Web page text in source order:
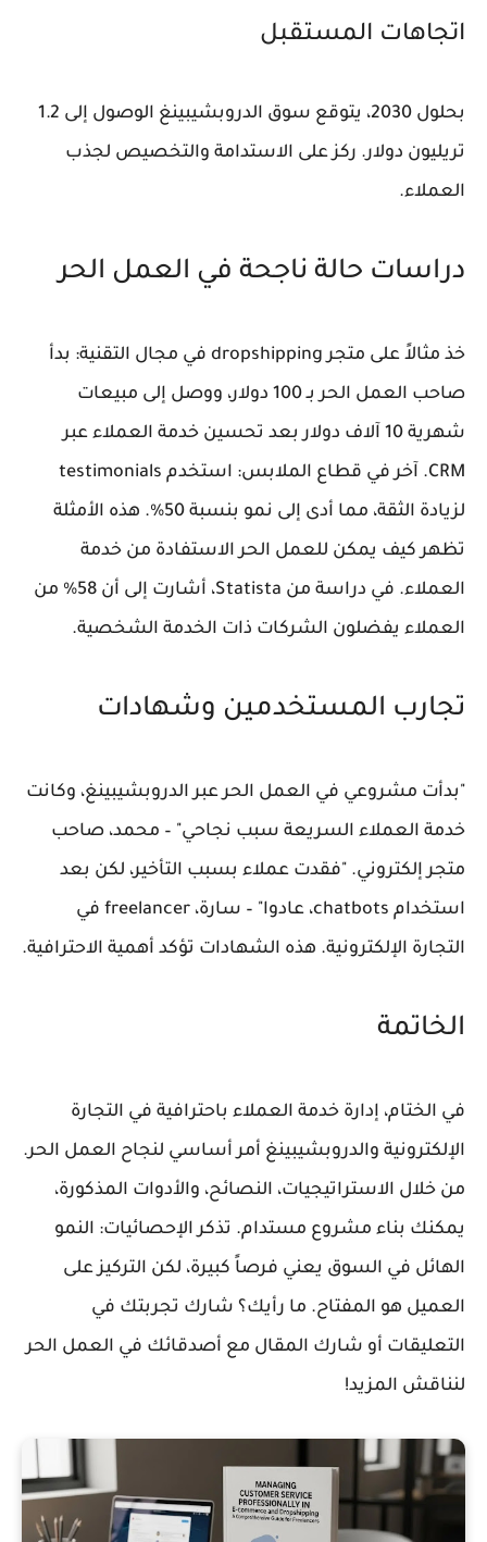
اتجاهات المستقبل
بحلول 2030، يتوقع سوق الدروبشيبينغ الوصول إلى 1.2
تريليون دولار. ركز على الاستدامة والتخصيص لجذب
العملاء.
دراسات حالة ناجحة في العمل الحر
خذ مثالاً على متجر dropshipping في مجال التقنية: بدأ
صاحب العمل الحر بـ 100 دولار، ووصل إلى مبيعات
شهرية 10 آلاف دولار بعد تحسين خدمة العملاء عبر
CRM. آخر في قطاع الملابس: استخدم testimonials
لزيادة الثقة، مما أدى إلى نمو بنسبة 50%. هذه الأمثلة
تظهر كيف يمكن للعمل الحر الاستفادة من خدمة
العملاء. في دراسة من Statista، أشارت إلى أن 58% من
العملاء يفضلون الشركات ذات الخدمة الشخصية.
تجارب المستخدمين وشهادات
"بدأت مشروعي في العمل الحر عبر الدروبشيبينغ، وكانت
خدمة العملاء السريعة سبب نجاحي" – محمد، صاحب
متجر إلكتروني. "فقدت عملاء بسبب التأخير، لكن بعد
استخدام chatbots، عادوا" – سارة، freelancer في
التجارة الإلكترونية. هذه الشهادات تؤكد أهمية الاحترافية.
الخاتمة
في الختام، إدارة خدمة العملاء باحترافية في التجارة
الإلكترونية والدروبشيبينغ أمر أساسي لنجاح العمل الحر.
من خلال الاستراتيجيات، النصائح، والأدوات المذكورة،
يمكنك بناء مشروع مستدام. تذكر الإحصائيات: النمو
الهائل في السوق يعني فرصاً كبيرة، لكن التركيز على
العميل هو المفتاح. ما رأيك؟ شارك تجربتك في
التعليقات أو شارك المقال مع أصدقائك في العمل الحر
لنناقش المزيد!